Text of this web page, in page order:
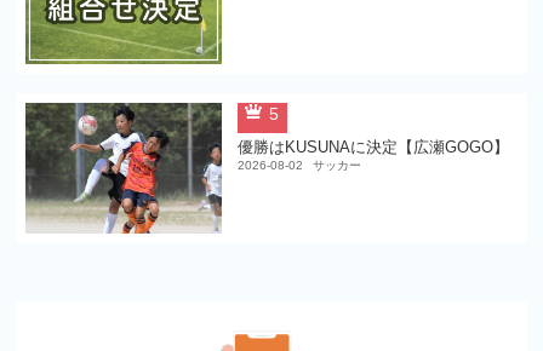
5
優勝はKUSUNAに決定【広瀬GOGO】
2026-08-02 サッカー